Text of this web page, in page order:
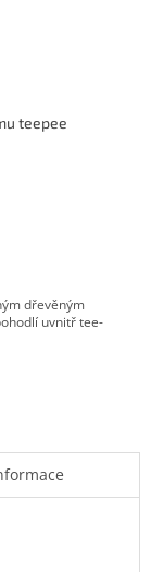
teepee
dřevěným
uvnitř tee-